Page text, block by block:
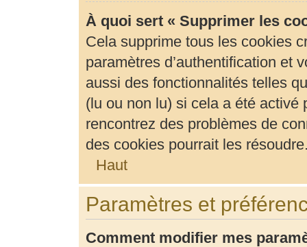
À quoi sert « Supprimer les
Cela supprime tous les cookies
paramètres d’authentification et
aussi des fonctionnalités telles
(lu ou non lu) si cela a été activé
rencontrez des problèmes de
des cookies pourrait les
Haut
Paramètres et
Comment modifier mes